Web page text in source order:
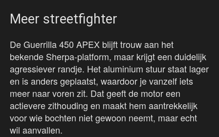
Meer streetfighter
De Guerrilla 450 APEX blijft trouw aan het
bekende Sherpa-platform, maar krijgt een duidelijk
agressiever randje. Het aluminium stuur staat lager
en is anders geplaatst, waardoor je vanzelf iets
meer naar voren zit. Dat geeft de motor een
actievere zithouding en maakt hem aantrekkelijk
voor wie bochten niet gewoon neemt, maar echt
wil aanvallen.